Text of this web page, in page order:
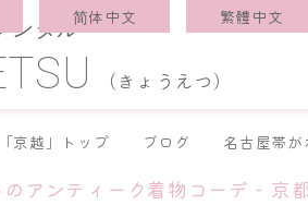
ンタル
(きょうえつ)
简体中文 繁體中文
京越」トップ ブログ 名古屋帯
アンティーク着物コーデ - 京